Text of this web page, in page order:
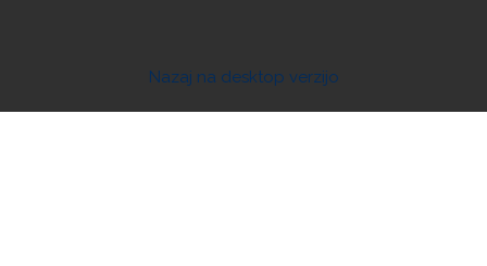
Nazaj na desktop verzijo